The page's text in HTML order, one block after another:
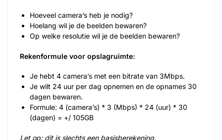
Hoeveel camera’s heb je nodig?
Hoelang wil je de beelden bewaren?
Op welke resolutie wil je de beelden bewaren?
Rekenformule voor opslagruimte:
Je hebt 4 camera’s met een bitrate van 3Mbps.
Je wilt 24 uur per dag opnemen en de opnames 30
dagen bewaren.
Formule: 4 (camera’s) * 3 (Mbps) * 24 (uur) * 30
(dagen) = +/ 105GB
Let op: dit is slechts een basisberekening.